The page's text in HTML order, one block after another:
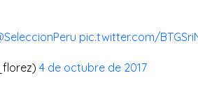
pic.twitter.com/
4 de octubre de 2017